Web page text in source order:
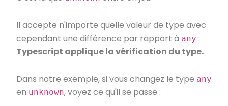
Il accepte n'importe quelle valeur de type avec
cependant une différence par rapport à any :
Typescript applique la vérification du type.
Dans notre exemple, si vous changez le type any
en unknown, voyez ce qu'il se passe :